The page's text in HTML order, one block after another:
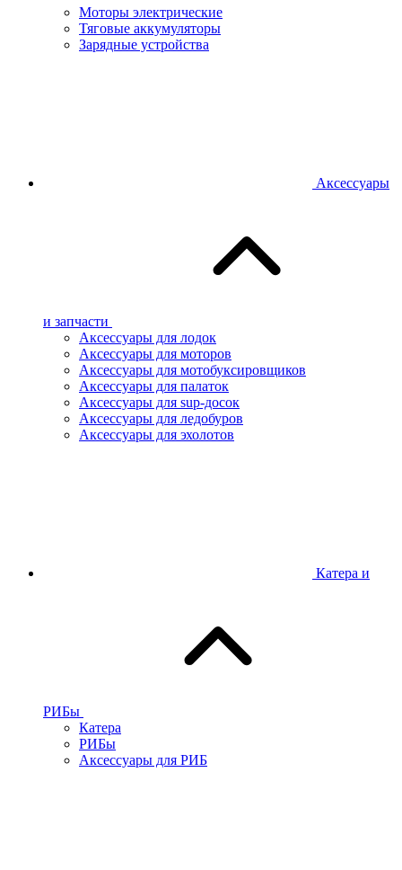
Моторы электрические
Тяговые аккумуляторы
Зарядные устройства
Аксессуары
и запчасти
Аксессуары для лодок
Аксессуары для моторов
Аксессуары для мотобуксировщиков
Аксессуары для палаток
Аксессуары для sup-досок
Аксессуары для ледобуров
Аксессуары для эхолотов
Катера и
РИБы
Катера
РИБы
Аксессуары для РИБ